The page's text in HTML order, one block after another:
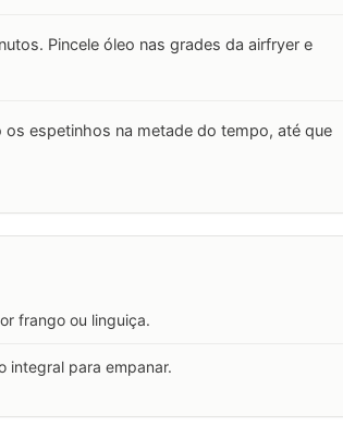
Pincele óleo nas grades da airfryer e
espetinhos na metade do tempo, até que
frango ou linguiça.
integral para empanar.